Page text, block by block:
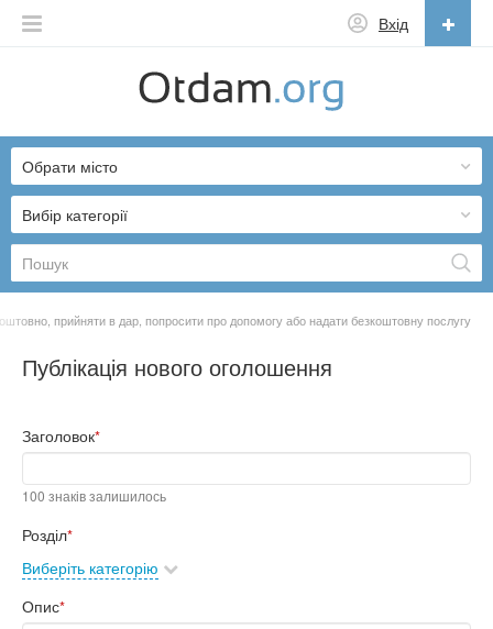
Вхід
English
Русский
Українська
Вибір категорії
Обрати місто
прийняти в дар, попросити про допомогу або надати безкоштовну послугу
Публікація нового оголошення
Заголовок*
100 знаків залишилось
Розділ*
Виберіть категорію
Опис*